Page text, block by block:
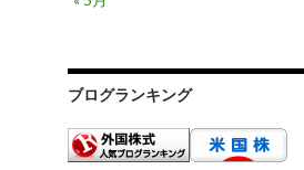
ブログランキング